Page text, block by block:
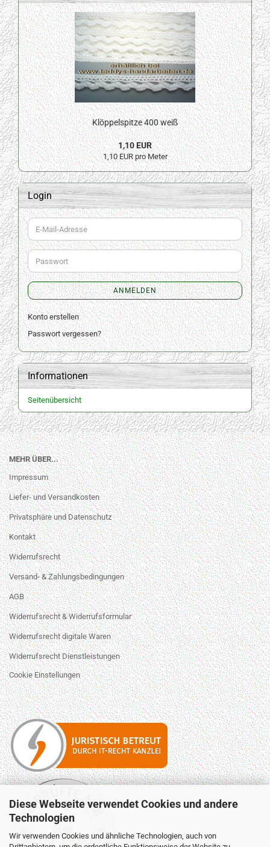
Diese Webseite verwendet Cookies und andere
Technologien
Wir verwenden Cookies und ähnliche Technologien, auch von
Klöppelspitze 400 weiß
1,10 EUR
1,10 EUR pro Meter
Login
E-
Mail-
Adresse
Passwort
ANMELDEN
Konto erstellen
Passwort vergessen?
Informationen
Seitenübersicht
MEHR ÜBER...
Impressum
Liefer- und Versandkosten
Privatsphäre und Datenschutz
Kontakt
Widerrufsrecht
Versand- & Zahlungsbedingungen
AGB
Widerrufsrecht & Widerrufsformular
Widerrufsrecht digitale Waren
Widerrufsrecht Dienstleistungen
Cookie Einstellungen